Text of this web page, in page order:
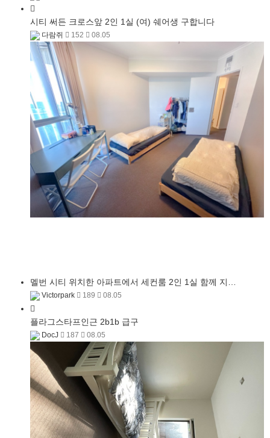
시티 써든 크로스앞 2인 1실 (여) 쉐어생 구합니다
다람쥐 152 08.05
멜번 시티 위치한 아파트에서 세컨룸 2인 1실 함께 지…
Victorpark 189 08.05
플라그스타프인근 2b1b 급구
DocJ 187 08.05